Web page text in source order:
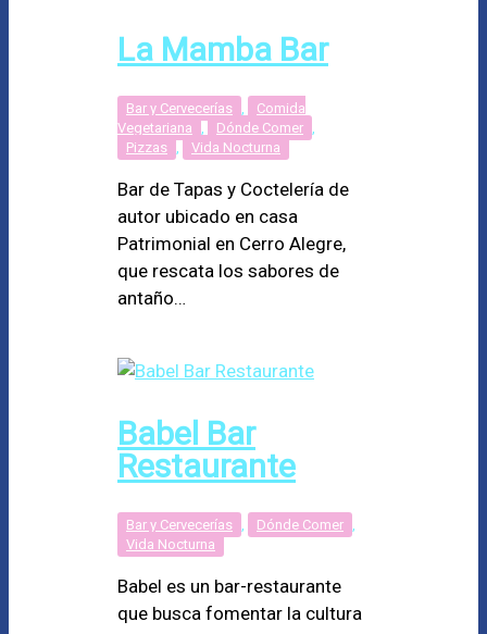
La Mamba Bar
Bar y Cervecerías
Comida
Vegetariana
Dónde Comer
Pizzas
Vida Nocturna
Bar de Tapas y Coctelería de
autor ubicado en casa
Patrimonial en Cerro Alegre,
que rescata los sabores de
antaño…
Babel Bar
Restaurante
Bar y Cervecerías Dónde Comer
Vida Nocturna
Babel es un bar-restaurante
que busca fomentar la cultura